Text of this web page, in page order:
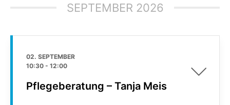
SEPTEMBER 2026
02. SEPTEMBER
10:30 - 12:00
Pflegeberatung – Tanja Meis